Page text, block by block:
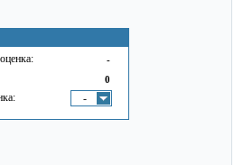
-
0
-